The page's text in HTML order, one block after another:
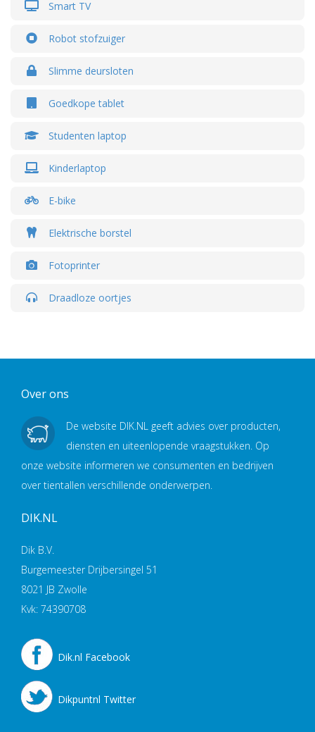
Smart TV
Robot stofzuiger
Slimme deursloten
Goedkope tablet
Studenten laptop
Kinderlaptop
E-bike
Elektrische borstel
Fotoprinter
Draadloze oortjes
Over ons
De website DIK.NL geeft advies over producten,
diensten en uiteenlopende vraagstukken. Op
onze website informeren we consumenten en bedrijven
over tientallen verschillende onderwerpen.
DIK.NL
Dik B.V.
Burgemeester Drijbersingel 51
8021 JB Zwolle
Kvk: 74390708
Dik.nl Facebook
Dikpuntnl Twitter